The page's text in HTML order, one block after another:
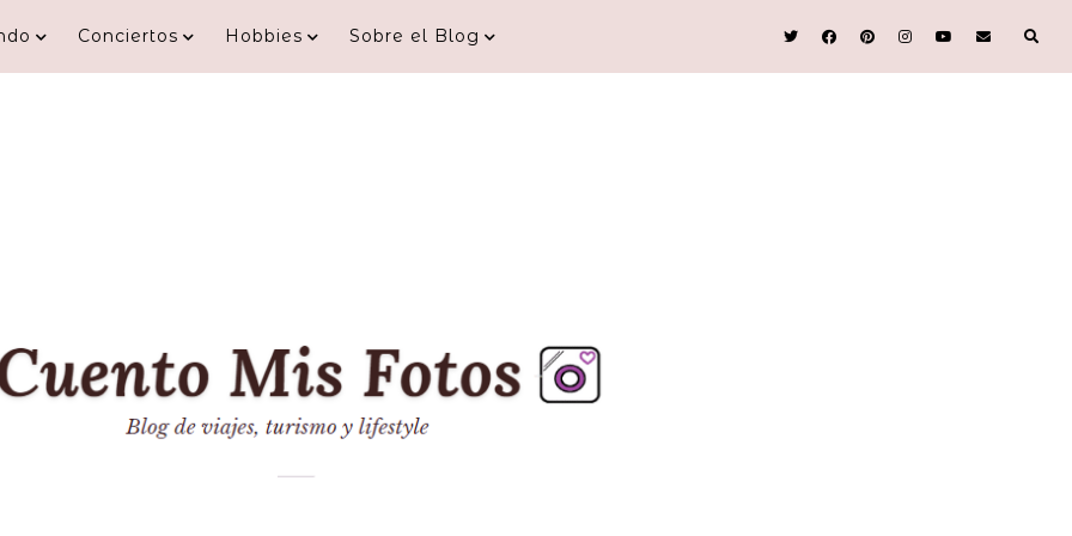
Conciertos Hobbies Sobre el Blog